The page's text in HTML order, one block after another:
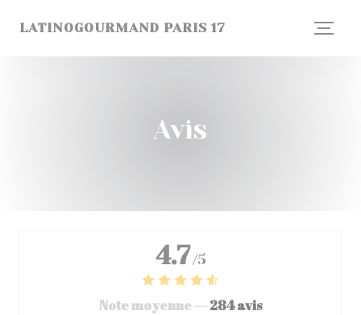
LATINOGOURMAND PARIS 17
Avis
4.7/5
Note moyenne —284 avis